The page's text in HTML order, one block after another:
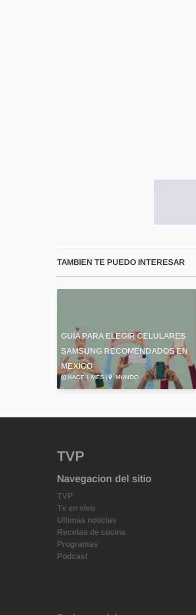
TAMBIEN TE PUEDO INTERESAR
GUÍA PARA ELEGIR CELULARES
SAMSUNG RECOMENDADOS EN
MÉXICO
HACE 1 MES | MUNDO
TVP
Navegacion del sitio
TVP
Tv en vivo
Ultimas noticias
Recetas de cocina
Programas
Podcast